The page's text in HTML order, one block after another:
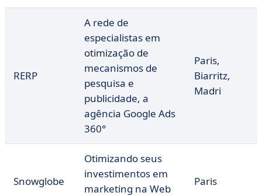
RERP
A rede de
especialistas em
otimização de
mecanismos de
pesquisa e
publicidade, a
agência Google Ads
360°
Paris,
Biarritz,
Madri
Snowglobe
Otimizando seus
investimentos em
marketing na Web
Paris